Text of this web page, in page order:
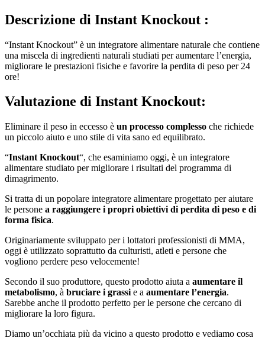
Descrizione di Instant Knockout :
“Instant Knockout” è un integratore alimentare naturale che contiene
una miscela di ingredienti naturali studiati per aumentare l’energia,
migliorare le prestazioni fisiche e favorire la perdita di peso per 24
ore!
Valutazione di Instant Knockout:
Eliminare il peso in eccesso è un processo complesso che richiede
un piccolo aiuto e uno stile di vita sano ed equilibrato.
“Instant Knockout“, che esaminiamo oggi, è un integratore
alimentare studiato per migliorare i risultati del programma di
dimagrimento.
Si tratta di un popolare integratore alimentare progettato per aiutare
le persone a raggiungere i propri obiettivi di perdita di peso e di
forma fisica.
Originariamente sviluppato per i lottatori professionisti di MMA,
oggi è utilizzato soprattutto da culturisti, atleti e persone che
vogliono perdere peso velocemente!
Secondo il suo produttore, questo prodotto aiuta a aumentare il
metabolismo, à bruciare i grassi e a aumentare l’energia.
Sarebbe anche il prodotto perfetto per le persone che cercano di
migliorare la loro figura.
Diamo un’occhiata più da vicino a questo prodotto e vediamo cosa